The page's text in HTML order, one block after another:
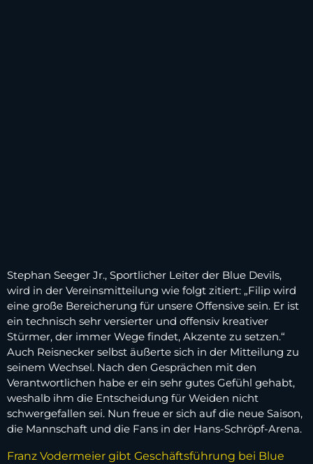
Stephan Seeger Jr., Sportlicher Leiter der Blue Devils,
wird in der Vereinsmitteilung wie folgt zitiert: „Filip wird
eine große Bereicherung für unsere Offensive sein. Er ist
ein technisch sehr versierter und offensiv kreativer
Stürmer, der immer Wege findet, Akzente zu setzen.“
Auch Reisnecker selbst äußerte sich in der Mitteilung zu
seinem Wechsel. Nach den Gesprächen mit den
Verantwortlichen habe er ein sehr gutes Gefühl gehabt,
weshalb ihm die Entscheidung für Weiden nicht
schwergefallen sei. Nun freue er sich auf die neue Saison,
die Mannschaft und die Fans in der Hans-Schröpf-Arena.
Franz Vodermeier gibt Geschäftsführung bei Blue